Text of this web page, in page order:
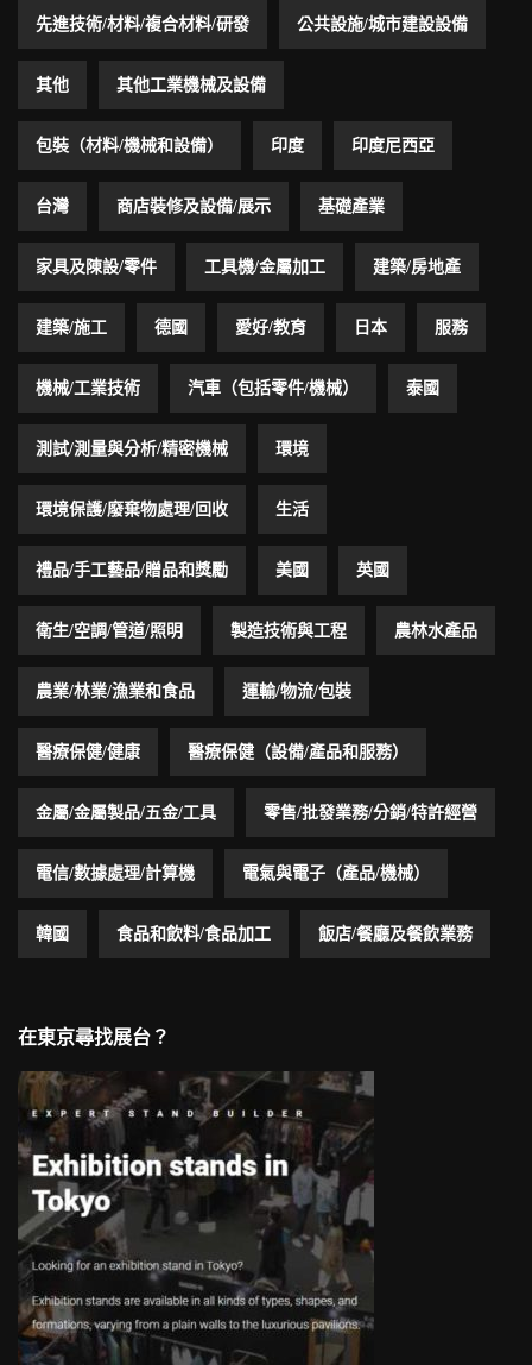
先進技術/材料/複合材料/研發 公共設施/城市建設設備
其他 其他工業機械及設備
包裝（材料/機械和設備） 印度 印度尼西亞
台灣 商店裝修及設備/展示 基礎產業
家具及陳設/零件 工具機/金屬加工 建築/房地產
建築/施工 德國 愛好/教育 日本 服務
機械/工業技術 汽車（包括零件/機械） 泰國
測試/測量與分析/精密機械 環境
環境保護/廢棄物處理/回收 生活
禮品/手工藝品/贈品和獎勵 美國 英國
衛生/空調/管道/照明 製造技術與工程 農林水產品
農業/林業/漁業和食品 運輸/物流/包裝
醫療保健/健康 醫療保健（設備/產品和服務）
金屬/金屬製品/五金/工具 零售/批發業務/分銷/特許經營
電信/數據處理/計算機 電氣與電子（產品/機械）
韓國 食品和飲料/食品加工 飯店/餐廳及餐飲業務
在東京尋找展台？